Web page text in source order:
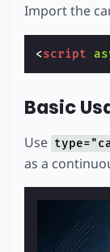
Import the
<script
Basic
Use
as a